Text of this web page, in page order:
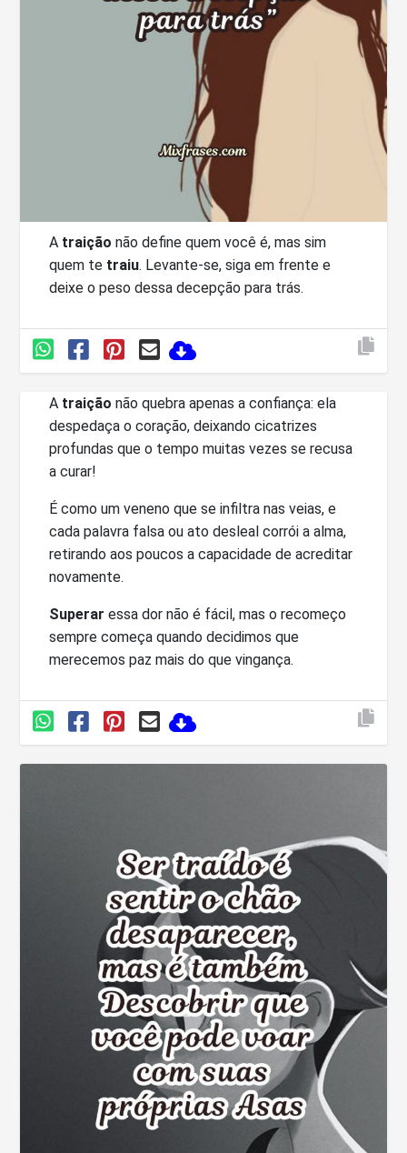
A traição não define quem você é, mas sim
quem te traiu. Levante-se, siga em frente e
deixe o peso dessa decepção para trás.
A traição não quebra apenas a confiança: ela
despedaça o coração, deixando cicatrizes
profundas que o tempo muitas vezes se recusa
a curar!
É como um veneno que se infiltra nas veias, e
cada palavra falsa ou ato desleal corrói a alma,
retirando aos poucos a capacidade de acreditar
novamente.
Superar essa dor não é fácil, mas o recomeço
sempre começa quando decidimos que
merecemos paz mais do que vingança.